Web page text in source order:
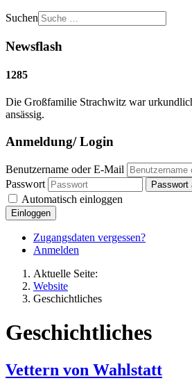
Suchen
Newsflash
1285
Die Großfamilie Strachwitz war
ansässig.
Anmeldung/ Login
Benutzername oder E-Mail
Passwort
Passwort
Automatisch einloggen
Einloggen
Zugangsdaten vergessen?
Anmelden
Aktuelle Seite:
Website
Geschichtliches
Geschichtliches
Vettern von Wahlstatt